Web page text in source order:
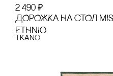
2 490 ₽
ДОРОЖКА НА сТОЛ
ETHNIC
Tkano